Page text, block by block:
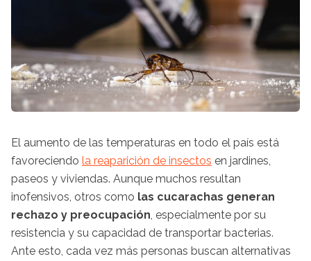
El aumento de las temperaturas en todo el país está
favoreciendo la reaparición de insectos en jardines,
paseos y viviendas. Aunque muchos resultan
inofensivos, otros como las cucarachas generan
rechazo y preocupación, especialmente por su
resistencia y su capacidad de transportar bacterias.
Ante esto, cada vez más personas buscan alternativas